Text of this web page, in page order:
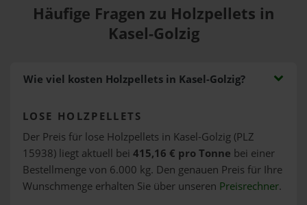
Häufige Fragen zu Holzpellets in
Kasel-Golzig
Wie viel kosten Holzpellets in Kasel-Golzig?
LOSE HOLZPELLETS
Der Preis für lose Holzpellets in Kasel-Golzig (PLZ
15938) liegt aktuell bei 415,16 € pro Tonne bei einer
Bestellmenge von 6.000 kg. Den genauen Preis für Ihre
Wunschmenge erhalten Sie über unseren Preisrechner.